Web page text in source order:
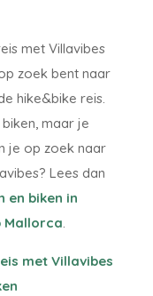
met Villavibes
zoek bent naar
hike&bike reis.
maar je
je op zoek naar
Lees dan
en biken in
Mallorca.
met Villavibes